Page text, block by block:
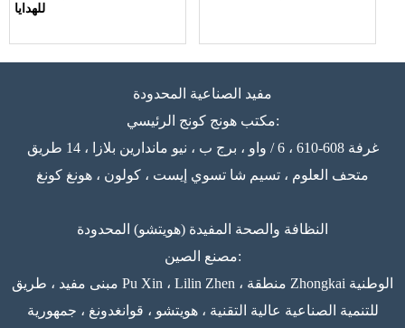
للهدايا
مفيد الصناعية المحدودة
مكتب هونج كونج الرئيسي:
غرفة 608-610 ، 6 / واو ، برج ب ، نيو ماندارين بلازا ، 14 طريق
متحف العلوم ، تسيم شا تسوي إيست ، كولون ، هونغ كونغ
النظافة والصحة المفيدة (هويتشو) المحدودة
مصنع الصين:
مبنى مفيد ، طريق Pu Xin ، Lilin Zhen ، منطقة Zhongkai الوطنية
للتنمية الصناعية عالية التقنية ، هويتشو ، قوانغدونغ ، جمهورية